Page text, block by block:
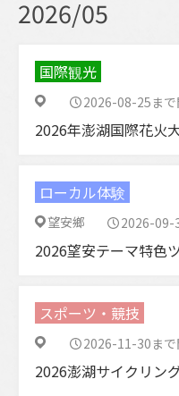
2026/05
国際観光
2026-08-25まで
ローカル体験
望安鄉
2026-09-
2026望安テーマ特色
スポーツ・競技
2026-11-30まで